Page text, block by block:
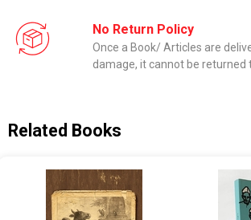
No Return Policy
Once a Book/ Articles are
damage, it cannot be returned
Related Books